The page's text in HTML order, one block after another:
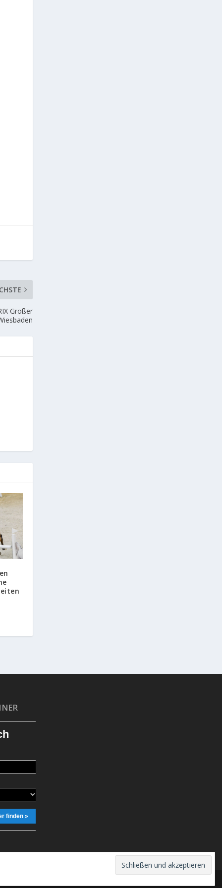
Großer
finden »